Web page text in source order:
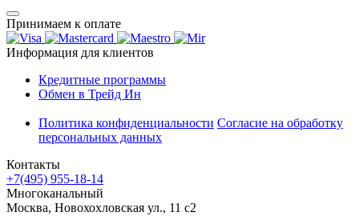
Принимаем к оплате
Информация для клиентов
Кредитные программы
Обмен в Трейд Ин
Политика конфиденциальности Согласие на обработку
персональных данных
Контакты
+7(495) 955-18-14
Многоканальный
Москва, Новохохловская ул., 11 с2